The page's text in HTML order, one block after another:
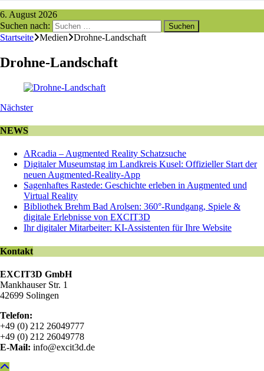
6. August 2026
Suchen nach:
Startseite Medien Drohne-Landschaft
Drohne-Landschaft
Nächster
NEWS
ARcadia – Augmented Reality Schatzsuche
Digitaler Museumstag im Landkreis Kusel: Offizieller Start der
neuen Augmented-Reality-App
Sagenhaftes Rastede: Geschichte erleben in Augmented und
Virtual Reality
Bibliothek Brehm Bad Arolsen: 360°-Rundgang, Spiele &
digitale Erlebnisse von EXCIT3D
Ihr digitaler Mitarbeiter: KI-Assistenten für Ihre Website
Kontakt
EXCIT3D GmbH
Mankhauser Str. 1
42699 Solingen
Telefon:
+49 (0) 212 26049777
+49 (0) 212 26049778
E-Mail: info@excit3d.de